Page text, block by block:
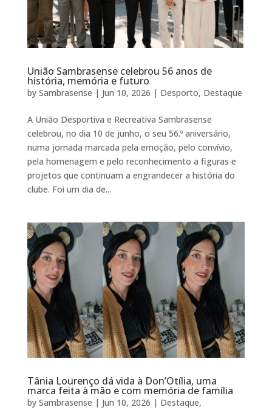
União Sambrasense celebrou 56 anos de
história, memória e futuro
by Sambrasense | Jun 10, 2026 | Desporto, Destaque
A União Desportiva e Recreativa Sambrasense
celebrou, no dia 10 de junho, o seu 56.º aniversário,
numa jornada marcada pela emoção, pelo convívio,
pela homenagem e pelo reconhecimento a figuras e
projetos que continuam a engrandecer a história do
clube. Foi um dia de...
Tânia Lourenço dá vida à Don’Otília, uma
marca feita à mão e com memória de família
by Sambrasense | Jun 10, 2026 | Destaque,